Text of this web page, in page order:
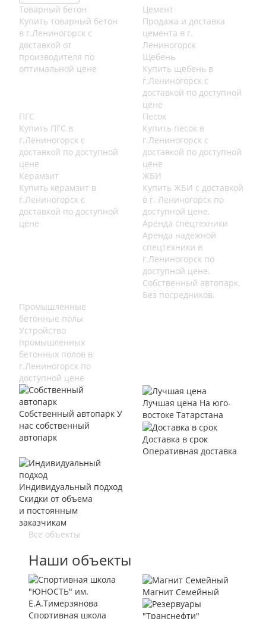
Товарный бетон
Купить товарный бетон
в г.Лениногорск с
доставкой от
производителя по
оптимальной цене
Цемент
Продажа и доставка
цемента в г.
Лениногорск
Щебень
Купить щебень в
г.Лениногорск с
доставкой по доступной
цене
ПГС
Купить ПГС в
г.Лениногорск с
доставкой по доступной
цене
Песок
Купить песок в
г.Лениногорск с
доставкой по доступной
цене
Керамзит
Купить керамзит в
г.Лениногорск с
доставкой по доступной
цене
ЖБИ
Купить ЖБИ с доставкой
в г. Лениногорск по
доступной цене.
Аренда спецтехники
Аренда надежной
спецтехники в
г.Лениногорск по
доступной цене.
Собственный автопарк.
Без посредников.
Промышленные
бетонные полы
Устройство
промышленных
бетонных полов в
г.Лениногорск по
доступной цене
Собственный автопарк У
нас собственный
автопарк
Лучшая цена На юго-
востоке Татарстана
Доставка в срок
Оперативная доставка
Индивидуальный подход
Скидки от объема
и постоянным
заказчикам
Все объекты
Наши объекты
Спортивная школа
Магнит Семейный